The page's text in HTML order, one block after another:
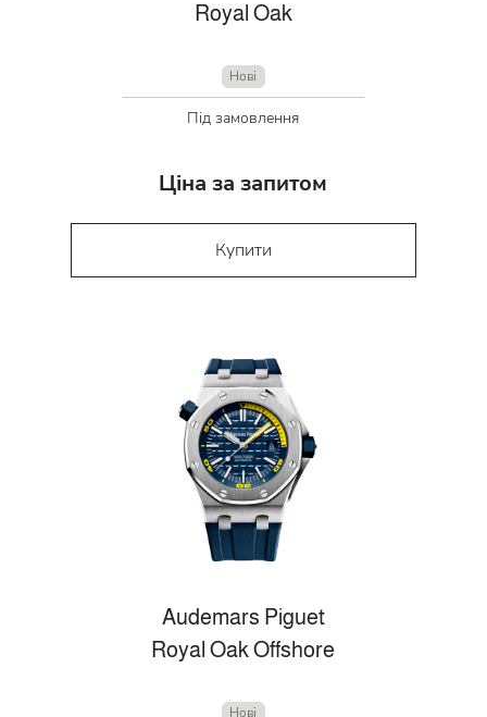
Royal Oak
Нові
Під замовлення
Ціна за запитом
Купити
Audemars Piguet
Royal Oak Offshore
Нові